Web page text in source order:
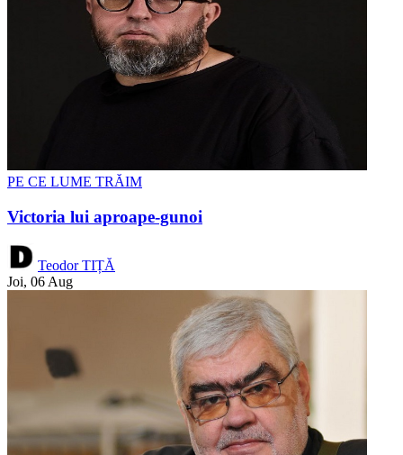
PE CE LUME TRĂIM
Victoria lui aproape-gunoi
Teodor TIȚĂ
Joi, 06 Aug